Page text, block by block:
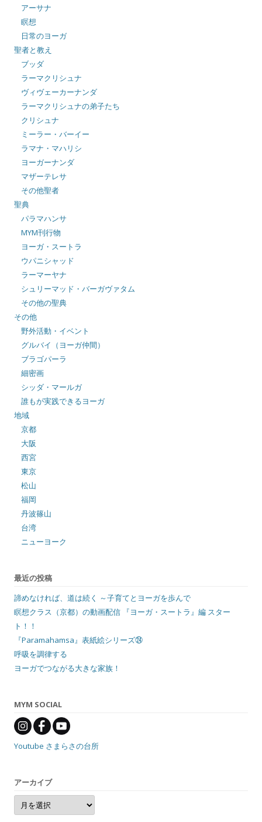
アーサナ
瞑想
日常のヨーガ
聖者と教え
ブッダ
ラーマクリシュナ
ヴィヴェーカーナンダ
ラーマクリシュナの弟子たち
クリシュナ
ミーラー・バーイー
ラマナ・マハリシ
ヨーガーナンダ
マザーテレサ
その他聖者
聖典
パラマハンサ
MYM刊行物
ヨーガ・スートラ
ウパニシャッド
ラーマーヤナ
シュリーマッド・バーガヴァタム
その他の聖典
その他
野外活動・イベント
グルバイ（ヨーガ仲間）
ブラゴパーラ
細密画
シッダ・マールガ
誰もが実践できるヨーガ
地域
京都
大阪
西宮
東京
松山
福岡
丹波篠山
台湾
ニューヨーク
最近の投稿
諦めなければ、道は続く ～子育てとヨーガを歩んで
瞑想クラス（京都）の動画配信 『ヨーガ・スートラ』編 スター
ト！！
『Paramahamsa』表紙絵シリーズ㉔
呼吸を調律する
ヨーガでつながる大きな家族！
MYM SOCIAL
Youtube さまらさの台所
アーカイブ
ア
ー
カ